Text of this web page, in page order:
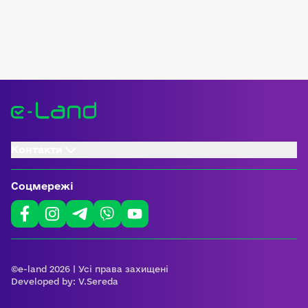
Соцмережі
©e-land 2026 | Усі права захищені
Developed by: V.Sereda